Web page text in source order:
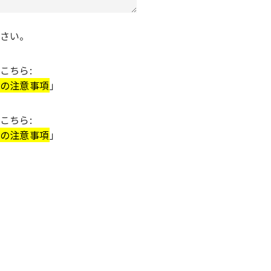
い。
ちら:
注意事項」
ちら:
注意事項」